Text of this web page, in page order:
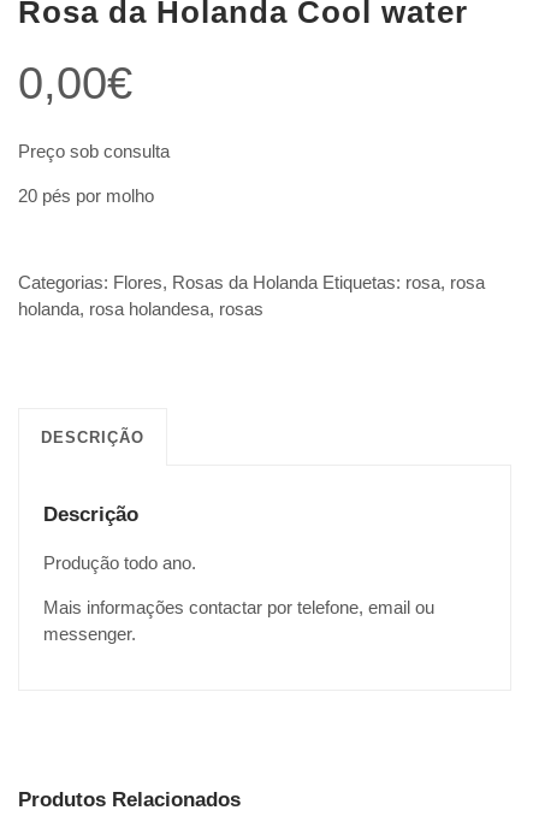
Rosa da Holanda Cool water
0,00€
Preço sob consulta
20 pés por molho
Categorias: Flores, Rosas da Holanda Etiquetas: rosa, rosa
holanda, rosa holandesa, rosas
DESCRIÇÃO
Descrição
Produção todo ano.
Mais informações contactar por telefone, email ou
messenger.
Produtos Relacionados